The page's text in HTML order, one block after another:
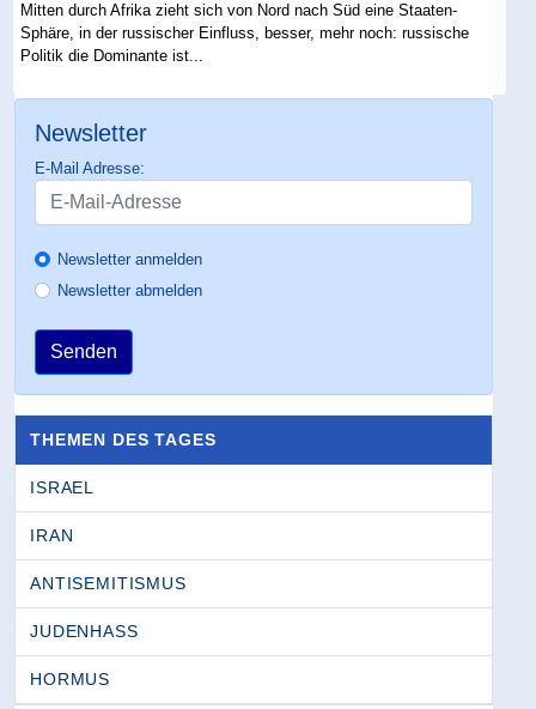
Mitten durch Afrika zieht sich von Nord nach Süd eine Staaten-
Sphäre, in der russischer Einfluss, besser, mehr noch: russische
Politik die Dominante ist...
Newsletter
E-Mail Adresse:
Newsletter anmelden
Newsletter abmelden
Senden
THEMEN DES TAGES
ISRAEL
IRAN
ANTISEMITISMUS
JUDENHASS
HORMUS